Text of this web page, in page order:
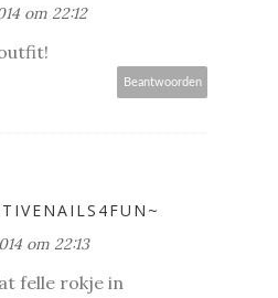
om 22:12
Beantwoorden
om 22:13
felle rokje in